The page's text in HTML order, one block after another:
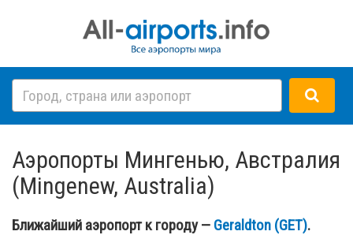
Аэропорты Мингенью, Австралия
(Mingenew, Australia)
Ближайший аэропорт к городу — Geraldton (GET).